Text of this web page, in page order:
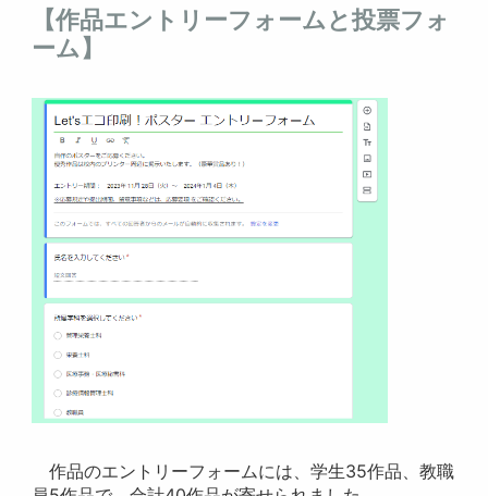
【作品エントリーフォームと投票フォ
ーム】
作品のエントリーフォームには、学生35作品、教職